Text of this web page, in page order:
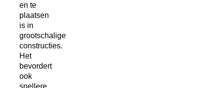
en te
plaatsen
is in
grootschalige
constructies.
Het
bevordert
ook
snellere